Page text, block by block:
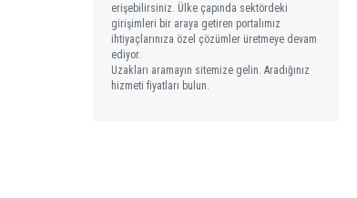
erişebilirsiniz. Ülke çapında sektördeki
girişimleri bir araya getiren portalımız
ihtiyaçlarınıza özel çözümler üretmeye devam
ediyor.
Uzakları aramayın sitemize gelin. Aradığınız
hizmeti fiyatları bulun.